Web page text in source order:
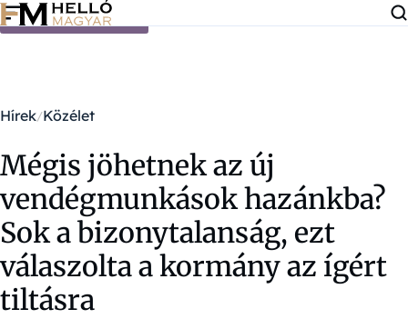
Ugrás a tartalomra
Hírek Közélet
Mégis jöhetnek az új
vendégmunkások hazánkba?
Sok a bizonytalanság, ezt
válaszolta a kormány az ígért
tiltásra